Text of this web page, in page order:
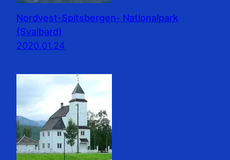
Nordvest-Spitsbergen- Nationalpark
(Svalbard)
2020.01.24